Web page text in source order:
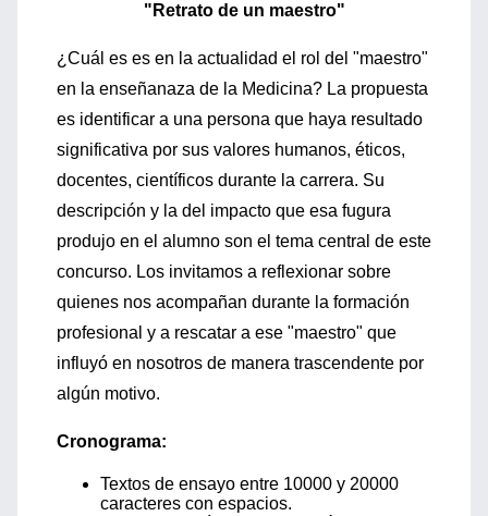
"Retrato de un maestro"
¿Cuál es es en la actualidad el rol del "maestro"
en la enseñanaza de la Medicina? La propuesta
es identificar a una persona que haya resultado
significativa por sus valores humanos, éticos,
docentes, científicos durante la carrera. Su
descripción y la del impacto que esa fugura
produjo en el alumno son el tema central de este
concurso. Los invitamos a reflexionar sobre
quienes nos acompañan durante la formación
profesional y a rescatar a ese "maestro" que
influyó en nosotros de manera trascendente por
algún motivo.
Cronograma:
Textos de ensayo entre 10000 y 20000
caracteres con espacios.